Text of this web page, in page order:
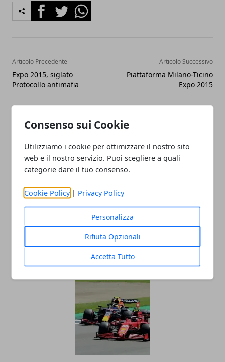
Consenso sui Cookie
Utilizziamo i cookie per ottimizzare il nostro sito
web e il nostro servizio. Puoi scegliere a quali
categorie dare il tuo consenso.
Cookie Policy | Privacy Policy
Personalizza
Rifiuta Opzionali
Accetta Tutto
FacebookTwitterWhatsapp
Articolo Precedente
Expo 2015, siglato
Protocollo antimafia
Articolo Successivo
Piattaforma Milano-Ticino
Expo 2015
Redazione